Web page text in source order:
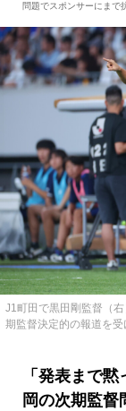
問題でスポンサーにまで
J1町田で黒田剛監督（
期監督決定的の報道を受
「発表まで
岡の次期監督